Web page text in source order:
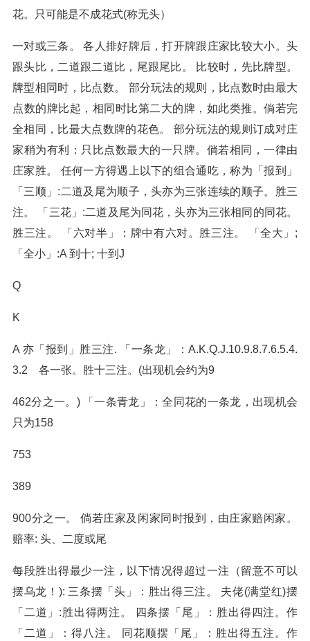
花。只可能是不成花式(称无头）
一对或三条。 各人排好牌后，打开牌跟庄家比较大小。头
跟头比，二道跟二道比，尾跟尾比。 比较时，先比牌型。
牌型相同时，比点数。 部分玩法的规则，比点数时由最大
点数的牌比起，相同时比第二大的牌，如此类推。倘若完
全相同，比最大点数牌的花色。 部分玩法的规则订成对庄
家稍为有利：只比点数最大的一只牌。倘若相同，一律由
庄家胜。 任何一方得遇上以下的组合通吃，称为「报到」
「三顺」:二道及尾为顺子，头亦为三张连续的顺子。胜三
注。 「三花」:二道及尾为同花，头亦为三张相同的同花。
胜三注。 「六对半」：牌中有六对。胜三注。 「全大」;
「全小」:A 到十; 十到J
Q
K
A 亦「报到」胜三注. 「一条龙」：A.K.Q.J.10.9.8.7.6.5.4.
3.2 各一张。胜十三注。(出现机会约为9
462分之一。) 「一条青龙」：全同花的一条龙，出现机会
只为158
753
389
900分之一。 倘若庄家及闲家同时报到，由庄家赔闲家。
赔率: 头、二度或尾
每段胜出得最少一注，以下情况得超过一注（留意不可以
摆乌龙！): 三条摆「头」：胜出得三注。 夫佬(满堂红)摆
「二道」:胜出得两注。 四条摆「尾」：胜出得四注。作
「二道」：得八注。 同花顺摆「尾」：胜出得五注。作